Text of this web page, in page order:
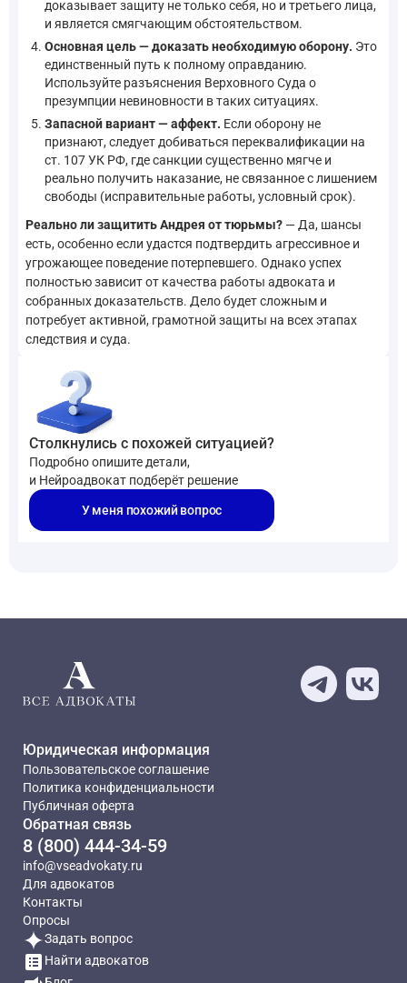
доказывает защиту не только себя, но и третьего лица,
и является смягчающим обстоятельством.
Основная цель — доказать необходимую оборону. Это
единственный путь к полному оправданию.
Используйте разъяснения Верховного Суда о
презумпции невиновности в таких ситуациях.
Запасной вариант — аффект. Если оборону не
признают, следует добиваться переквалификации на
ст. 107 УК РФ, где санкции существенно мягче и
реально получить наказание, не связанное с лишением
свободы (исправительные работы, условный срок).
Реально ли защитить Андрея от тюрьмы? — Да, шансы
есть, особенно если удастся подтвердить агрессивное и
угрожающее поведение потерпевшего. Однако успех
полностью зависит от качества работы адвоката и
собранных доказательств. Дело будет сложным и
потребует активной, грамотной защиты на всех этапах
следствия и суда.
Столкнулись с похожей ситуацией?
Подробно опишите детали,
и Нейроадвокат подберёт решение
У меня похожий вопрос
Юридическая информация
Пользовательское соглашение
Политика конфиденциальности
Публичная оферта
Обратная связь
8 (800) 444-34-59
info@vseadvokaty.ru
Для адвокатов
Контакты
Опросы
Задать вопрос
Найти адвокатов